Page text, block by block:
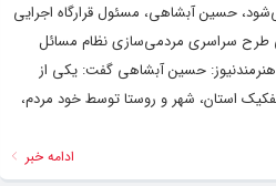
حسین آبشاهی، مسئول قرارگاه اجرایی
طرح سراسری مردمی‌سازی نظام مسائل
هنرمندنیوز: حسین آبشاهی گفت: یکی از
استان، شهر و روستا توسط خود مردم،
ادامه خبر